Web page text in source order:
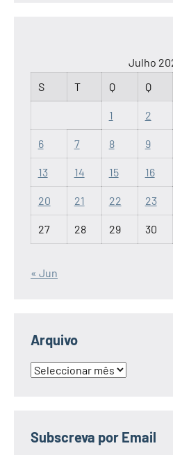
Julho
S
T Q Q
1 2
6 7 8 9
13 14 15 16
20 21 22 23
27 28 29 30
« Jun
Arquivo
Arquivo
Subscreva por Email